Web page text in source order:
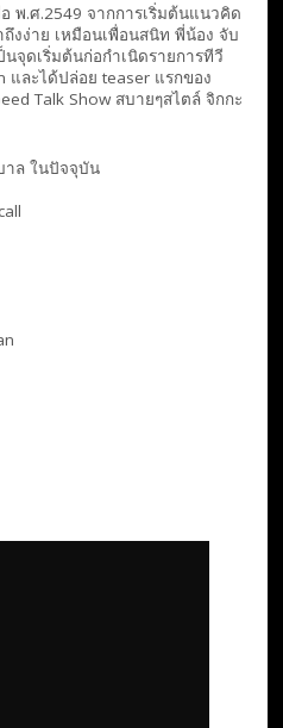
พ.ศ.2549 จากการเริ่มต้นแนวคิด
งง่าย เหมือนเพื่อนสนิท พี่น้อง จับ
จุดเริ่มต้นก่อกำเนิดรายการทีวี
และได้ปล่อย teaser แรกของ
Talk Show สบายๆสไตล์ จิกกะ
าล ในปัจจุบัน